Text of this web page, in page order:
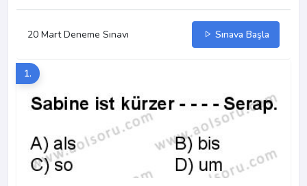
20 Mart Deneme Sınavı Sınava Başla
1.